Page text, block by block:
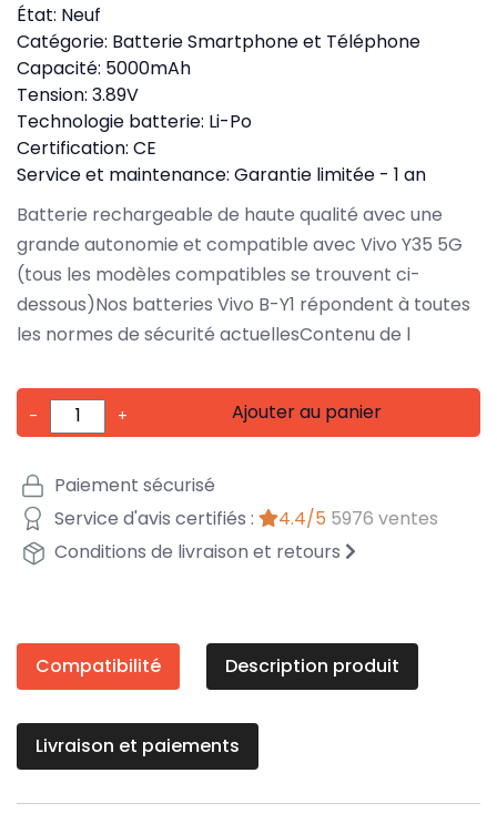
État: Neuf
Catégorie: Batterie Smartphone et Téléphone
Capacité: 5000mAh
Tension: 3.89V
Technologie batterie: Li-Po
Certification: CE
Service et maintenance: Garantie limitée - 1 an
Batterie rechargeable de haute qualité avec une
grande autonomie et compatible avec Vivo Y35 5G
(tous les modèles compatibles se trouvent ci-
dessous)Nos batteries Vivo B-Y1 répondent à toutes
les normes de sécurité actuellesContenu de l
- + Ajouter au panier
Paiement sécurisé
Service d'avis certifiés :
4.4/5 5976 ventes
Conditions de livraison et retours
Compatibilité Description produit
Livraison et paiements